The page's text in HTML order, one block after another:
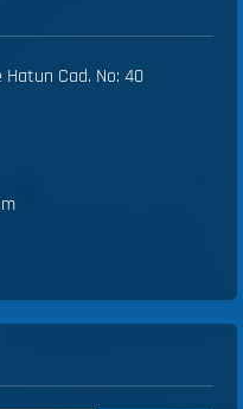
Hatun Cad. No: 40